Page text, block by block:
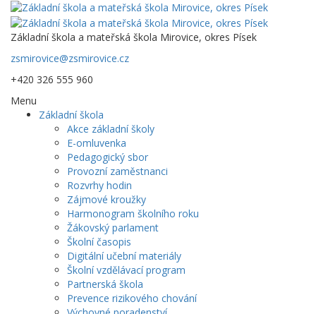
Základní škola a mateřská škola Mirovice, okres Písek
zsmirovice@zsmirovice.cz
+420 326 555 960
Menu
Základní škola
Akce základní školy
E-omluvenka
Pedagogický sbor
Provozní zaměstnanci
Rozvrhy hodin
Zájmové kroužky
Harmonogram školního roku
Žákovský parlament
Školní časopis
Digitální učební materiály
Školní vzdělávací program
Partnerská škola
Prevence rizikového chování